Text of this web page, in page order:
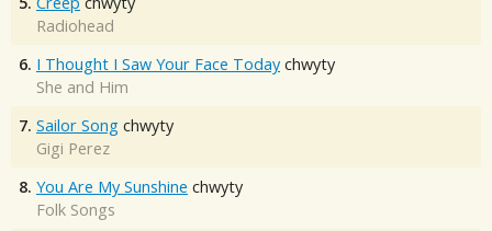
Radiohead
6. I Thought I Saw Your Face Today chwyty
She and Him
7. Sailor Song chwyty
Gigi Perez
8. You Are My Sunshine chwyty
Folk Songs